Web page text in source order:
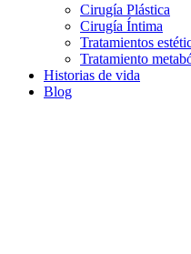
Cirugía Plástica
Cirugía Íntima
Tratamientos
Tratamiento
Historias de vida
Blog